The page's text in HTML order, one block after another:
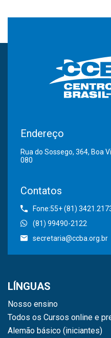
Endereço
Rua do Sossego, 364, Boa
080
Contatos
Fone:55+ (81)
(81) 99490-2122
secretaria@ccba.org.br
LÍNGUAS
Nosso ensino
Todos os Cursos online e
Alemão básico (iniciantes)